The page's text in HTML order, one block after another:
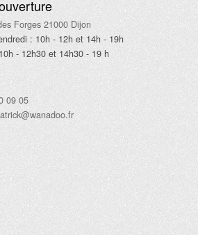
Forges 21000 Dijon
: 10h - 12h et 14h - 19h
- 12h30 et 14h30 - 19 h
09 05